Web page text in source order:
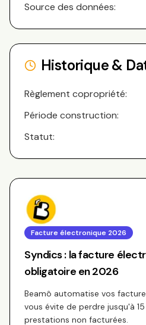
Source des données:
Historique &
Règlement copropriété:
Période construction:
Statut:
Facture électronique 2026
Syndics : la facture
obligatoire en 2026
Beamô automatise vos
vous évite de perdre jusqu'à
prestations non facturées.